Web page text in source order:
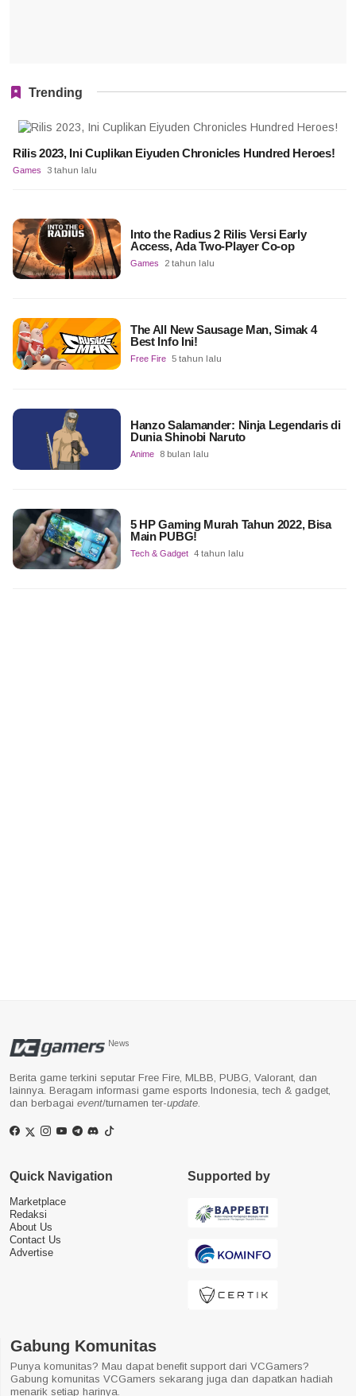
Trending
Rilis 2023, Ini Cuplikan Eiyuden Chronicles Hundred Heroes!
Games 3 tahun lalu
Into the Radius 2 Rilis Versi Early
Access, Ada Two-Player Co-op
Games 2 tahun lalu
The All New Sausage Man, Simak 4
Best Info Ini!
Free Fire 5 tahun lalu
Hanzo Salamander: Ninja Legendaris di
Dunia Shinobi Naruto
Anime 8 bulan lalu
5 HP Gaming Murah Tahun 2022, Bisa
Main PUBG!
Tech & Gadget 4 tahun lalu
News
Berita game terkini seputar Free Fire, MLBB, PUBG, Valorant, dan
lainnya. Beragam informasi game esports Indonesia, tech & gadget,
dan berbagai event/turnamen ter-update.
Quick Navigation
Marketplace
Redaksi
About Us
Contact Us
Advertise
Supported by
Gabung Komunitas
Punya komunitas? Mau dapat benefit support dari VCGamers?
Gabung komunitas VCGamers sekarang juga dan dapatkan hadiah
menarik setiap harinya.